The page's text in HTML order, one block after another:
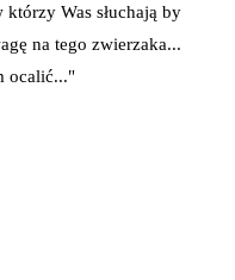
Was słuchają by
na tego zwierzaka...
ocalić..."